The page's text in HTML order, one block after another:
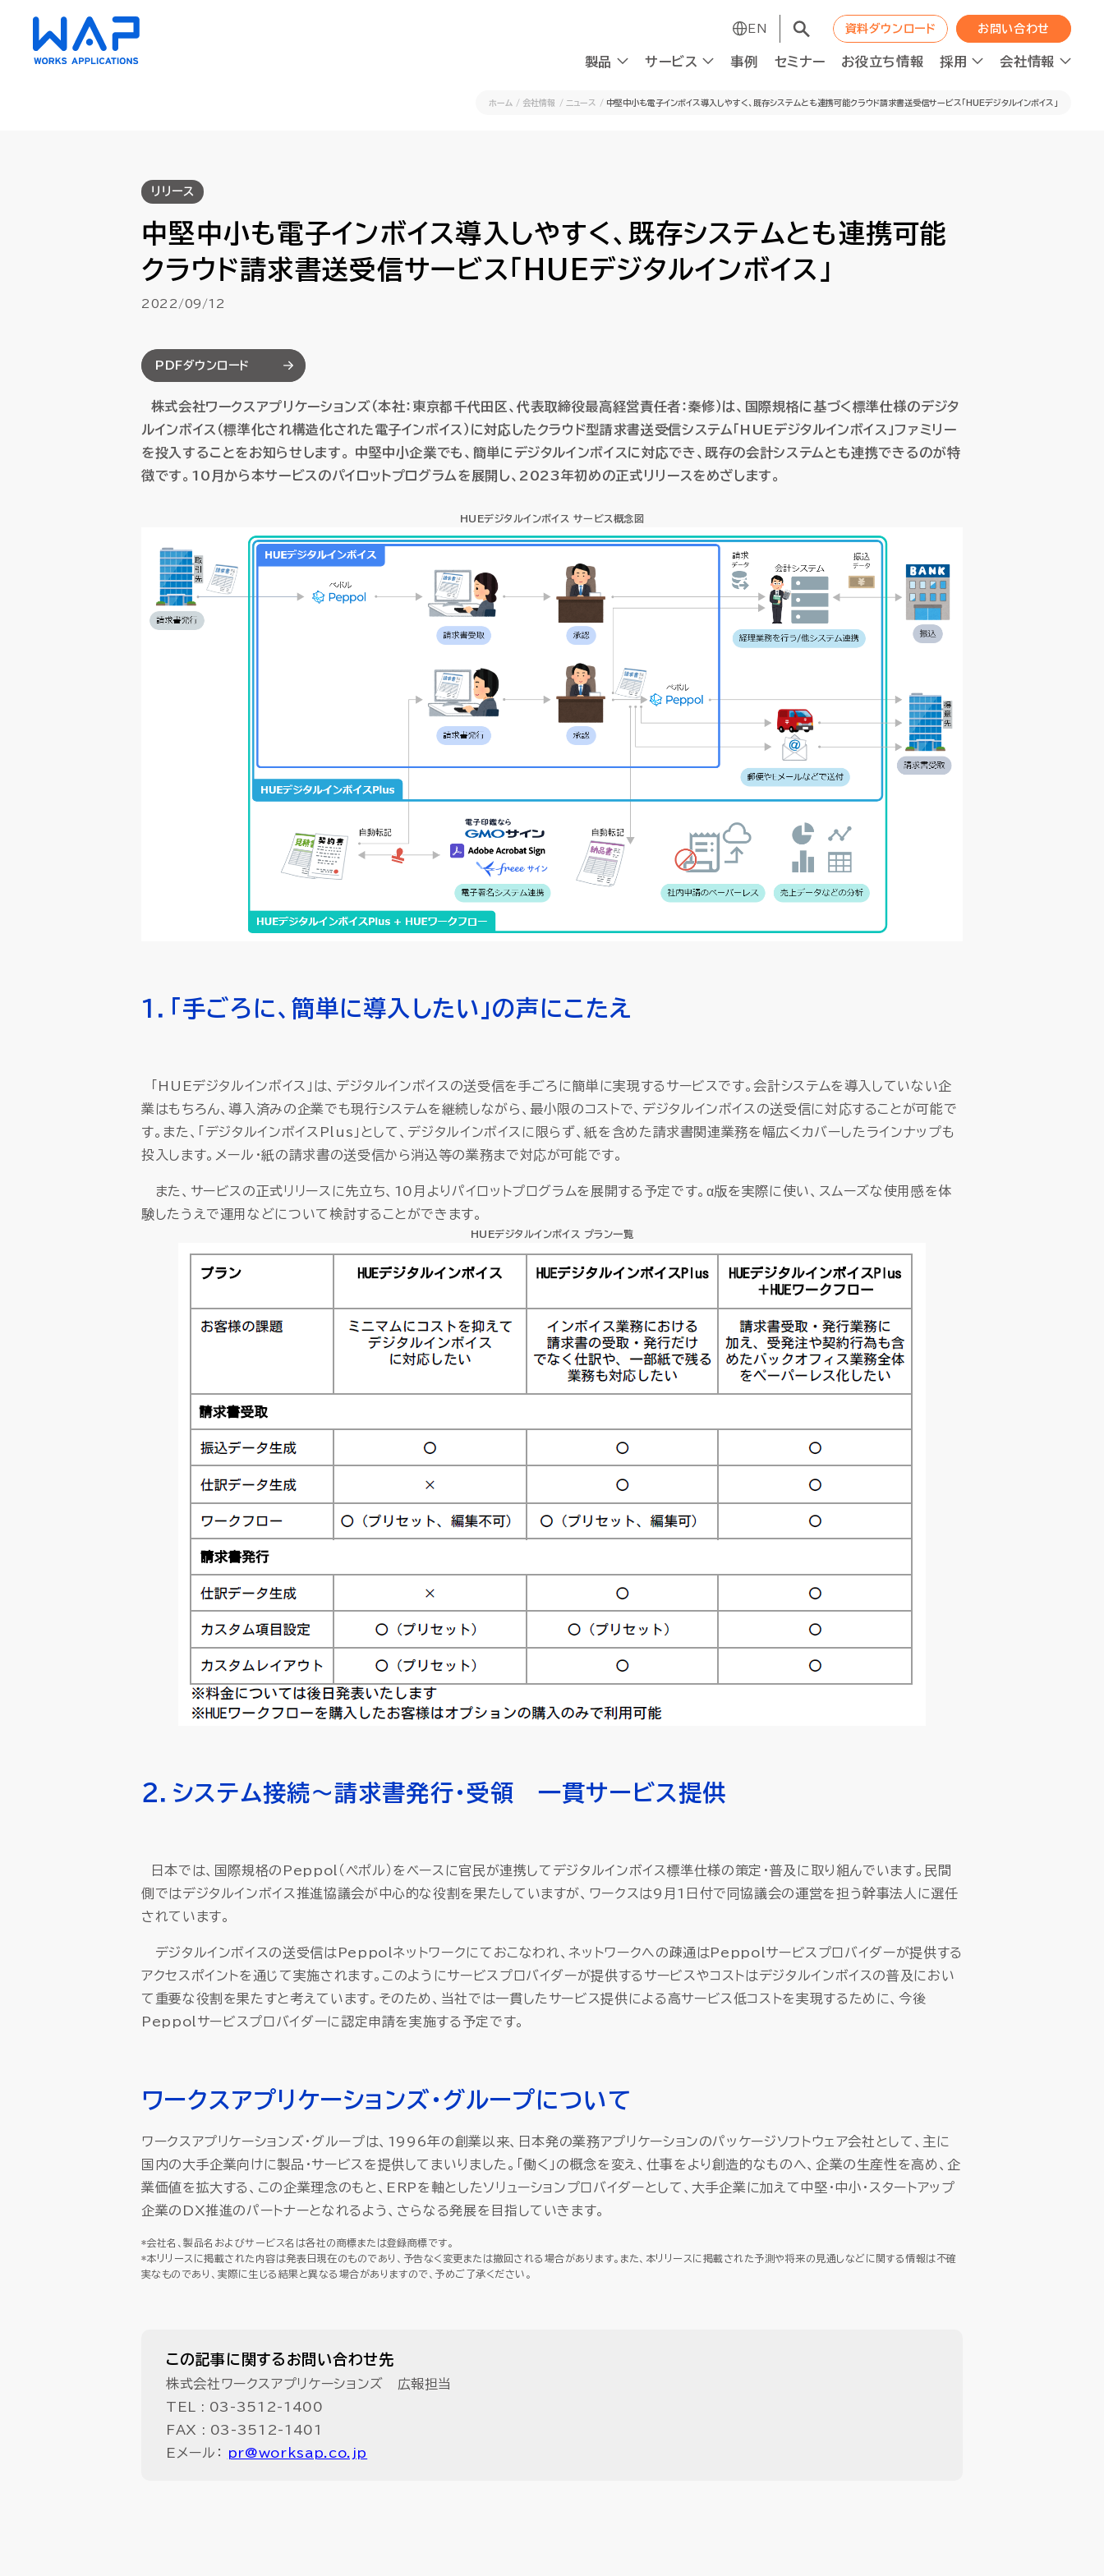
EN 資料ダウンロード お問い合わせ
製品
AC（会計）
財務会計・管理会計
債権・債務管理
固定資産管理
資金管理
クラウド請求書送受信
SCM（サプライチェーン）
購買・調達管理
販売管理
製造原価管理
プロジェクト収支管理
賃貸不動産管理
AIエージェント
組み込み型AI チャットボット
データプラットフォーム
データウェアハウス・MDM 証憑電子データ管理
マネージドクラウドサービス
HUEの想い HUEのAI機能 ソリューション 製品サポート パートナープログラム
サービス
リサーチ
AIシンクタンク
コンサルティング
人材の最適配置
事例 セミナー お役立ち情報 採用
社員インタビュー 働く環境 職種紹介
採用情報
会社情報
私たちの想い 理念 WAPの成長エンジン
CEOメッセージ 会社概要
ホーム 会社情報 ニュース 中堅中小も電子インボイス導入しやすく、既存システムとも連携可能クラウド請求書送受信サービス「HUEデジタルインボイス」
リリース
中堅中小も電子インボイス導入しやすく、既存システムとも連携可能
クラウド請求書送受信サービス「HUEデジタルインボイス」
2022/09/12
PDFダウンロード
株式会社ワークスアプリケーションズ（本社：東京都千代田区、代表取締役最高経営責任者：秦修）は、国際規格に基づく標準仕様のデジタ
ルインボイス（標準化され構造化された電子インボイス）に対応したクラウド型請求書送受信システム「HUEデジタルインボイス」ファミリー
を投入することをお知らせします。 中堅中小企業でも、簡単にデジタルインボイスに対応でき、既存の会計システムとも連携できるのが特
徴です。10月から本サービスのパイロットプログラムを展開し、2023年初めの正式リリースをめざします。
HUEデジタルインボイス サービス概念図
１．「手ごろに、簡単に導入したい」の声にこたえ
「HUEデジタルインボイス」は、デジタルインボイスの送受信を手ごろに簡単に実現するサービスです。会計システムを導入していない企
業はもちろん、導入済みの企業でも現行システムを継続しながら、最小限のコストで、デジタルインボイスの送受信に対応することが可能で
す。また、「デジタルインボイスPlus」として、デジタルインボイスに限らず、紙を含めた請求書関連業務を幅広くカバーしたラインナップも
投入します。メール・紙の請求書の送受信から消込等の業務まで対応が可能です。
また、サービスの正式リリースに先立ち、10月よりパイロットプログラムを展開する予定です。α版を実際に使い、スムーズな使用感を体
験したうえで運用などについて検討することができます。
HUEデジタルインボイス プラン一覧
２．システム接続～請求書発行・受領 一貫サービス提供
日本では、国際規格のPeppol（ペポル）をベースに官民が連携してデジタルインボイス標準仕様の策定・普及に取り組んでいます。民間
側ではデジタルインボイス推進協議会が中心的な役割を果たしていますが、ワークスは9月1日付で同協議会の運営を担う幹事法人に選任
されています。
デジタルインボイスの送受信はPeppolネットワークにておこなわれ、ネットワークへの疎通はPeppolサービスプロバイダーが提供する
アクセスポイントを通じて実施されます。このようにサービスプロバイダーが提供するサービスやコストはデジタルインボイスの普及におい
て重要な役割を果たすと考えています。そのため、当社では一貫したサービス提供による高サービス低コストを実現するために、今後
Peppolサービスプロバイダーに認定申請を実施する予定です。
ワークスアプリケーションズ・グループについて
ワークスアプリケーションズ・グループは、1996年の創業以来、日本発の業務アプリケーションのパッケージソフトウェア会社として、主に
国内の大手企業向けに製品・サービスを提供してまいりました。「働く」の概念を変え、仕事をより創造的なものへ、企業の生産性を高め、企
業価値を拡大する、この企業理念のもと、ERPを軸としたソリューションプロバイダーとして、大手企業に加えて中堅・中小・スタートアップ
企業のDX推進のパートナーとなれるよう、さらなる発展を目指していきます。
*会社名、製品名およびサービス名は各社の商標または登録商標です。
*本リリースに掲載された内容は発表日現在のものであり、予告なく変更または撤回される場合があります。また、本リリースに掲載された予測や将来の見通しなどに関する情報は不確
実なものであり、実際に生じる結果と異なる場合がありますので、予めご了承ください。
この記事に関するお問い合わせ先
株式会社ワークスアプリケーションズ 広報担当
TEL : 03-3512-1400
FAX : 03-3512-1401
Eメール：
pr@worksap.co.jp
EN 資料ダウンロード お問い合わせ
製品
AC（会計）
財務会計・管理会計
債権・債務管理
固定資産管理
資金管理
クラウド請求書送受信
SCM（サプライチェーン）
購買・調達管理
販売管理
製造原価管理
プロジェクト収支管理
賃貸不動産管理
AIエージェント
組み込み型AI チャットボット
データプラットフォーム
データウェアハウス・MDM 証憑電子データ管理
マネージドクラウドサービス
HUEの想い HUEのAI機能 ソリューション 製品サポート パートナープログラム
サービス
リサーチ
AIシンクタンク
コンサルティング
人材の最適配置
事例 セミナー お役立ち情報 採用
社員インタビュー 働く環境 職種紹介
採用情報
会社情報
私たちの想い 理念 WAPの成長エンジン
CEOメッセージ 会社概要